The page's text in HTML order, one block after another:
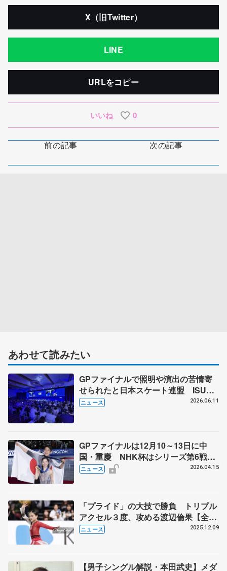
X（旧Twitter）
LINE
URLをコピー
いいね 0
前の記事 次の記事
あわせて読みたい
GPファイナルで照明や演出の苦情寄
せられたと日本スケート連盟 ISU総
会で発言「スケーター見たいファンに
ニュース 2026.06.11
GPファイナルは12月10～13日に中
国・重慶 NHK杯はシリーズ第6戦、
11月27～29日に東京 2026～27年シ
ニュース 2026.04.15
「プライド」の大技で勝負 トリプル
アクセル３度、攻める渡辺倫果【全日
本フィギュア直前連載②】
ニュース 2025.12.09
【男子シングル解説・本田武史】メダ